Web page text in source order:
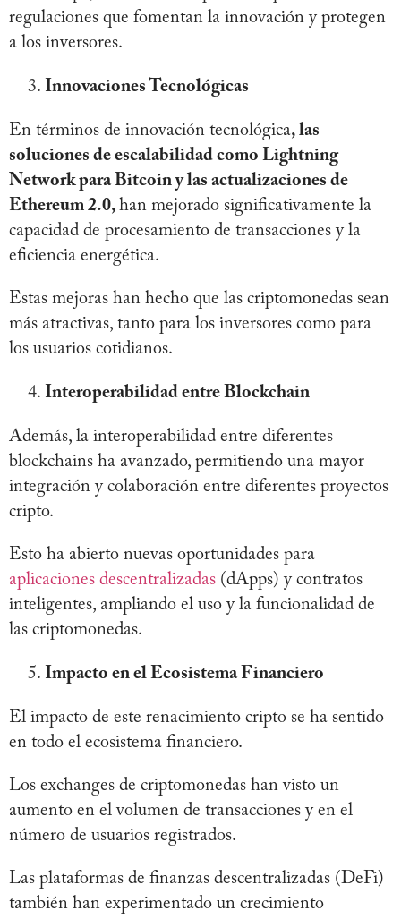
regulaciones que fomentan la innovación y protegen
a los inversores.
Innovaciones Tecnológicas
En términos de innovación tecnológica, las
soluciones de escalabilidad como Lightning
Network para Bitcoin y las actualizaciones de
Ethereum 2.0, han mejorado significativamente la
capacidad de procesamiento de transacciones y la
eficiencia energética.
Estas mejoras han hecho que las criptomonedas sean
más atractivas, tanto para los inversores como para
los usuarios cotidianos.
Interoperabilidad entre Blockchain
Además, la interoperabilidad entre diferentes
blockchains ha avanzado, permitiendo una mayor
integración y colaboración entre diferentes proyectos
cripto.
Esto ha abierto nuevas oportunidades para
aplicaciones descentralizadas (dApps) y contratos
inteligentes, ampliando el uso y la funcionalidad de
las criptomonedas.
Impacto en el Ecosistema Financiero
El impacto de este renacimiento cripto se ha sentido
en todo el ecosistema financiero.
Los exchanges de criptomonedas han visto un
aumento en el volumen de transacciones y en el
número de usuarios registrados.
Las plataformas de finanzas descentralizadas (DeFi)
también han experimentado un crecimiento